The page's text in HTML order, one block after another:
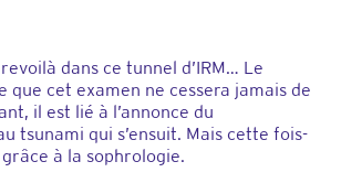
dans ce tunnel d’IRM… Le
que cet examen ne cessera jamais de
il est lié à l’annonce du
tsunami qui s’ensuit. Mais cette fois-
à la sophrologie.